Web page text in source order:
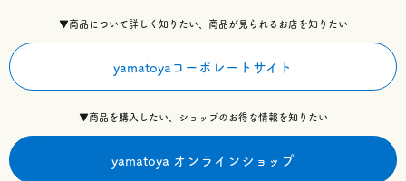
▼商品について詳しく知りたい、商品が見られるお店を知りたい
yamatoyaコーポレートサイト
▼商品を購入したい、ショップのお得な情報を知りたい
yamatoya オンラインショップ